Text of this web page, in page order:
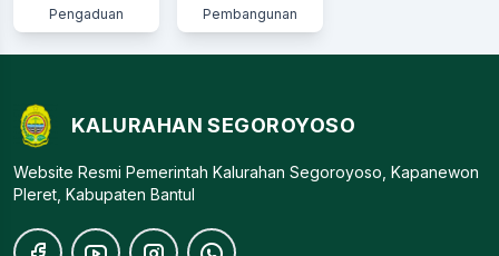
Pengaduan Pembangunan
KALURAHAN SEGOROYOSO
Website Resmi Pemerintah Kalurahan Segoroyoso, Kapanewon
Pleret, Kabupaten Bantul